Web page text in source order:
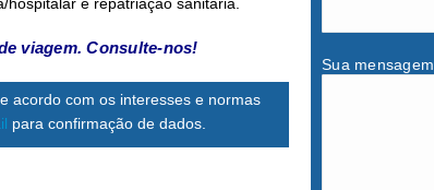
viagem. Consulte-nos!
acordo com os interesses e normas
para confirmação de dados.
Sua mensagem